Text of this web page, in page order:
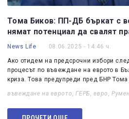
Тома Биков: ПП-ДБ бъркат с
нямат потенциал да свалят
News Life 08.06.2025 - 14:46 ч.
Ако отидем на предсрочни избори
процесът по въвеждане на еврото в
криза. Това предупреди пред БНР
въвеждане на еврото,ГЕРБ,евро ,